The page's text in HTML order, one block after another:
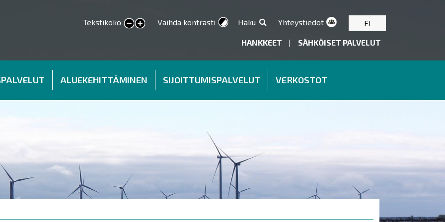
Tekstikoko
smaller text
larger text Vaihda kontrasti Haku Yhteystiedot FI
HANKKEET | SÄHKÖISET PALVELUT
ALUEKEHITTÄMINEN SIJOITTUMISPALVELUT VERKOSTOT